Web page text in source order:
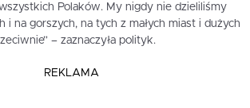
Polaków. My nigdy nie dzieliliśmy
i na gorszych, na tych z małych miast i dużych
– zaznaczyła polityk.
REKLAMA